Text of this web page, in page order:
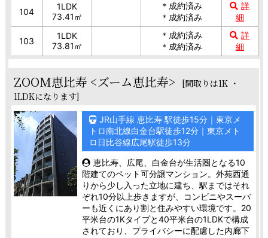
104
1LDK
73.41㎡
＊成約済み
＊成約済み
詳
細
103
1LDK
73.81㎡
＊成約済み
＊成約済み
詳
細
ZOOM恵比寿 <ズーム恵比寿>
[間取りは1K ・
1LDKになります]
JR山手線 恵比寿 駅徒歩15分｜東京メ
トロ南北線白金台駅徒歩12分｜東京メト
ロ日比谷線広尾駅徒歩13分
恵比寿、広尾、白金台が生活圏となる10
階建てのペット可分譲マンション。外苑西通
りから少し入った立地に建ち、駅まではそれ
ぞれ10分以上歩きますが、コンビニやスーパ
ーも近くにあり割と住みやすい環境です。20
平米台の1Kタイプと40平米台の1LDKで構成
されており、プライバシーに配慮した内廊下